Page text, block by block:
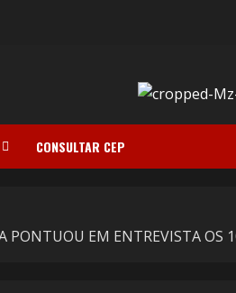
CONSULTAR CEP
PONTUOU EM ENTREVISTA